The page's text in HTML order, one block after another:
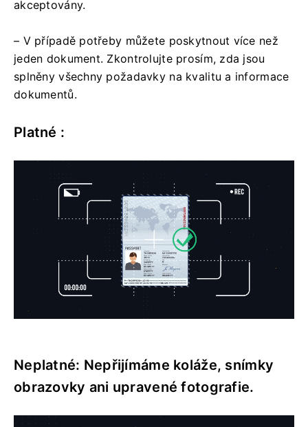
akceptovány.
– V případě potřeby můžete poskytnout více než
jeden dokument. Zkontrolujte prosím, zda jsou
splněny všechny požadavky na kvalitu a informace
dokumentů.
Platné :
Neplatné: Nepřijímáme koláže, snímky
obrazovky ani upravené fotografie.